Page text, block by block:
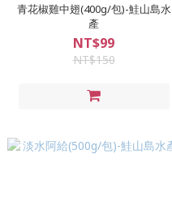
青花椒雞中翅(400g/包)-鮭山島水
產
NT$99
NT$150